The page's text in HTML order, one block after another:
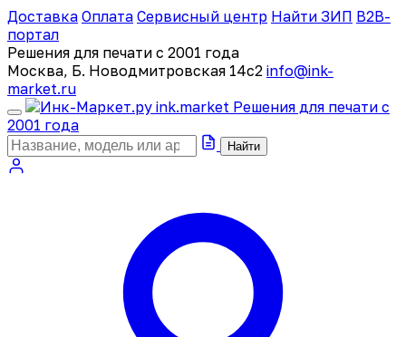
Доставка Оплата Сервисный центр Найти ЗИП B2B-
портал
Решения для печати с 2001 года
Москва, Б. Новодмитровская 14с2 info@ink-
market.ru
ink.market Решения для печати с
2001 года
Найти